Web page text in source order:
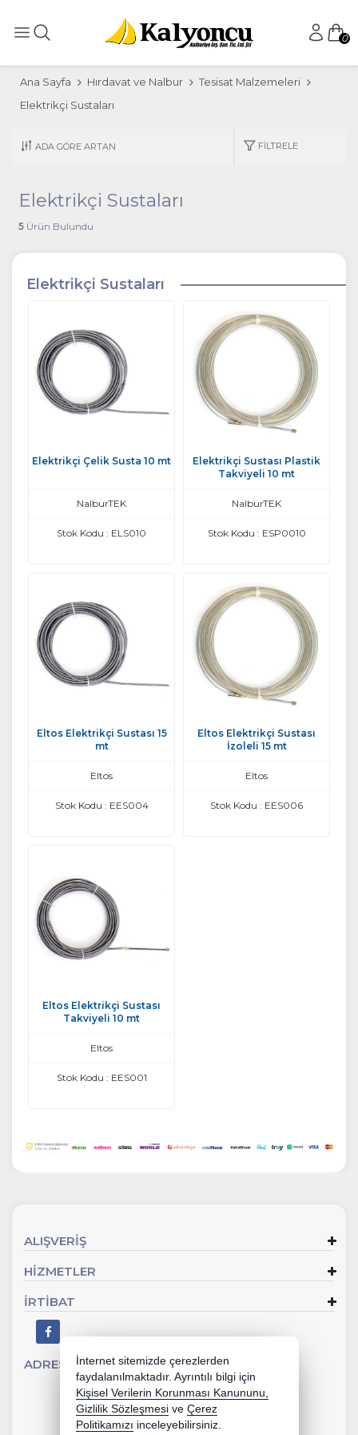
0
Ana Sayfa Hırdavat ve Nalbur
Tesisat Malzemeleri
Elektrikçi Sustaları
FILTRELE
Elektrikçi Sustaları
5Ürün Bulundu
Elektrikçi Sustaları
Elektrikçi Çelik Susta 10 mt
NalburTEK
Stok Kodu : ELS010
Elektrikçi Sustası Plastik
Takviyeli 10 mt
NalburTEK
Stok Kodu : ESP0010
Eltos Elektrikçi Sustası 15
mt
Eltos
Stok Kodu : EES004
Eltos Elektrikçi Sustası
İzoleli 15 mt
Eltos
Stok Kodu : EES006
Eltos Elektrikçi Sustası
Takviyeli 10 mt
Eltos
Stok Kodu : EES001
ALIŞVERİŞ
HİZMETLER
İRTİBAT
ADRES Sevgi Mahallesi 902 Sk No:2 Gaziemir - İZMİR
İnternet sitemizde çerezlerden
faydalanılmaktadır. Ayrıntılı bilgi için
Kişisel Verilerin Korunması Kanununu,
Gizlilik Sözleşmesi ve Çerez
Politikamızı inceleyebilirsiniz.